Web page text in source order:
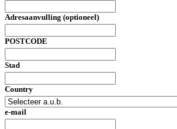
Adresaanvulling (optioneel)
POSTCODE
Stad
Country
e-mail